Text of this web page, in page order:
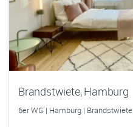
Brandstwiete, Hamburg
6er WG | Hamburg | Brandstwiete